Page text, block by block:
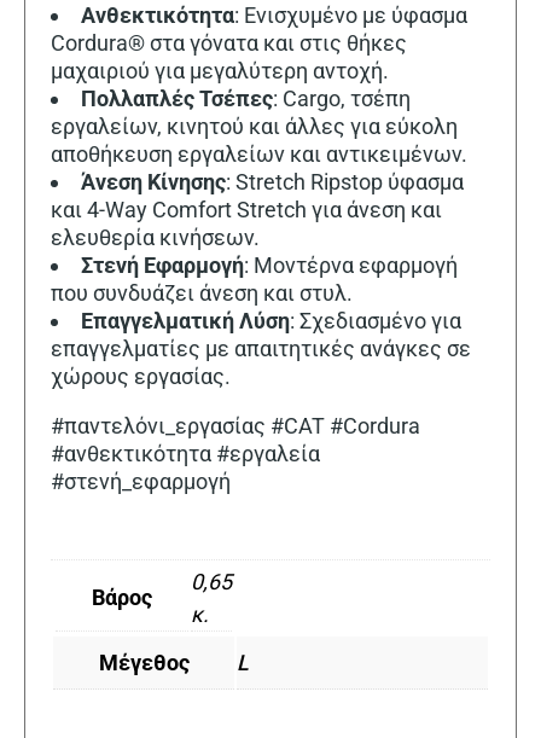
Ανθεκτικότητα: Ενισχυμένο με ύφασμα
Cordura® στα γόνατα και στις θήκες
μαχαιριού για μεγαλύτερη αντοχή.
ΠολλαπλέςΤσέπες: Cargo, τσέπη
εργαλείων, κινητού και άλλες για εύκολη
αποθήκευση εργαλείων και αντικειμένων.
Άνεση Κίνησης: Stretch Ripstop ύφασμα
και 4-Way Comfort Stretch για άνεση και
ελευθερία κινήσεων.
Στενή Εφαρμογή: Μοντέρνα εφαρμογή
που συνδυάζει άνεση και στυλ.
Επαγγελματική Λύση: Σχεδιασμένο για
επαγγελματίες με απαιτητικές ανάγκες σε
χώρους εργασίας.
#παντελόνι_εργασίας #CAT #Cordura
#ανθεκτικότητα #εργαλεία
#στενή_εφαρμογή
Βάρος
0,65
κ.
Μέγεθος
L